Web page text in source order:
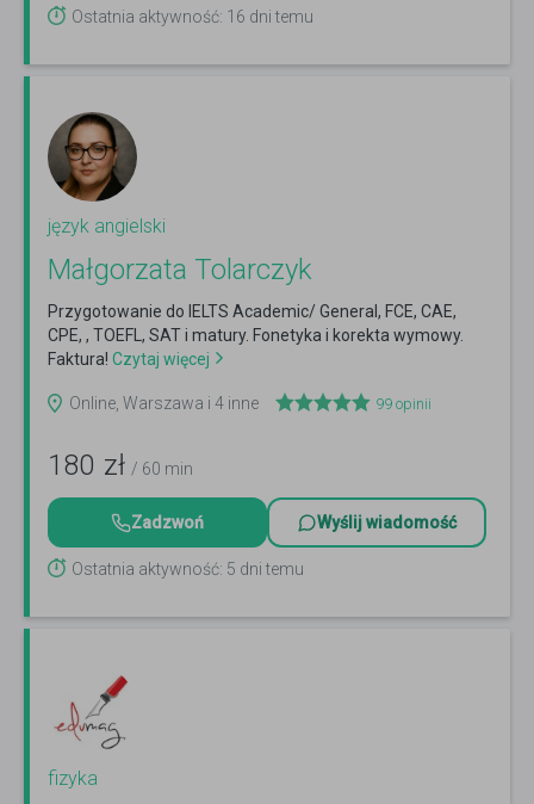
Ostatnia aktywność: 16 dni temu
język angielski
Małgorzata Tolarczyk
Przygotowanie do IELTS Academic/ General, FCE, CAE,
CPE, , TOEFL, SAT i matury. Fonetyka i korekta wymowy.
Faktura! Czytaj więcej
Online, Warszawa i 4 inne 99 opinii
180 zł / 60 min
Zadzwoń Wyślij wiadomość
Ostatnia aktywność: 5 dni temu
fizyka